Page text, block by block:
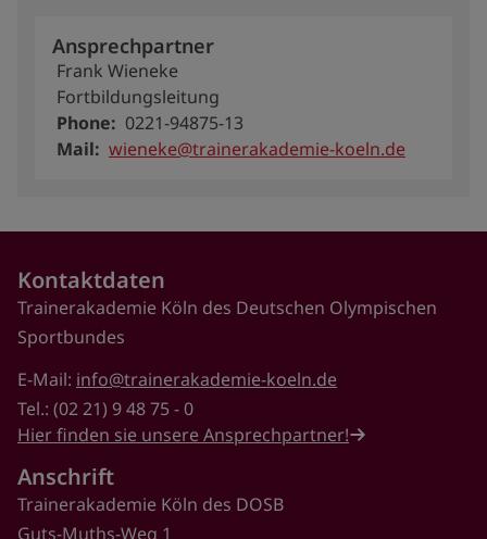
Ansprechpartner
Frank Wieneke
Fortbildungsleitung
Phone
0221-94875-13
Mail
wieneke@trainerakademie-koeln.de
Kontaktdaten
Trainerakademie Köln des Deutschen Olympischen
Sportbundes
E-Mail: info@trainerakademie-koeln.de
Tel.: (02 21) 9 48 75 - 0
Hier finden sie unsere Ansprechpartner!
Anschrift
Trainerakademie Köln des DOSB
Guts-Muths-Weg 1